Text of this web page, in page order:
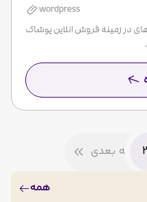
همه
wordpress
در زمینه فروش انلاین پوشاک
صفحه بعدی